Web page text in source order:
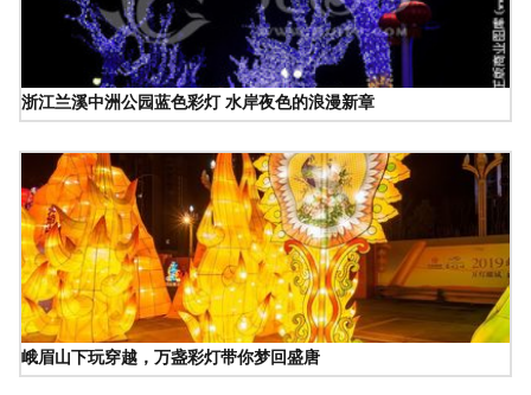
浙江兰溪中洲公园蓝色彩灯 水岸夜色的浪漫新章
峨眉山下玩穿越，万盏彩灯带你梦回盛唐